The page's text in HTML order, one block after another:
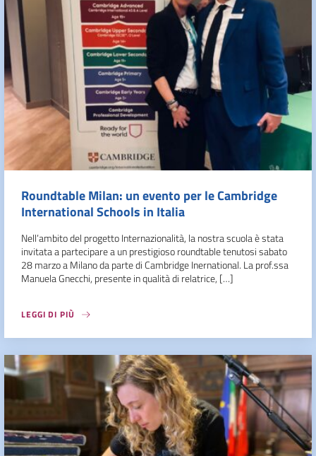
Roundtable Milan: un evento per le Cambridge
International Schools in Italia
Nell’ambito del progetto Internazionalità, la nostra scuola è stata
invitata a partecipare a un prestigioso roundtable tenutosi sabato
28 marzo a Milano da parte di Cambridge Inernational. La prof.ssa
Manuela Gnecchi, presente in qualità di relatrice, […]
LEGGI DI PIÙ